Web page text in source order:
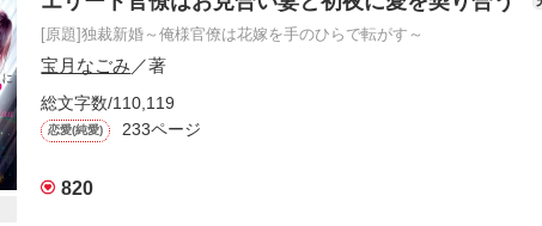
川 梓は密かに出産したシークレットベビーの和を、シングルマザーと
代の先輩・七瀬 和臣。
た梓と和臣だったが、ある事情で梓は和臣との別れを選んでいた。
なったあるとき、梓たちを探し当てた和臣が訪ねてきて……。
[原題]独裁新婚～俺様官僚は花嫁を手のひらで転がす～
宝月なごみ／著
総文字数/110,119
恋愛(純愛) 233ページ
820